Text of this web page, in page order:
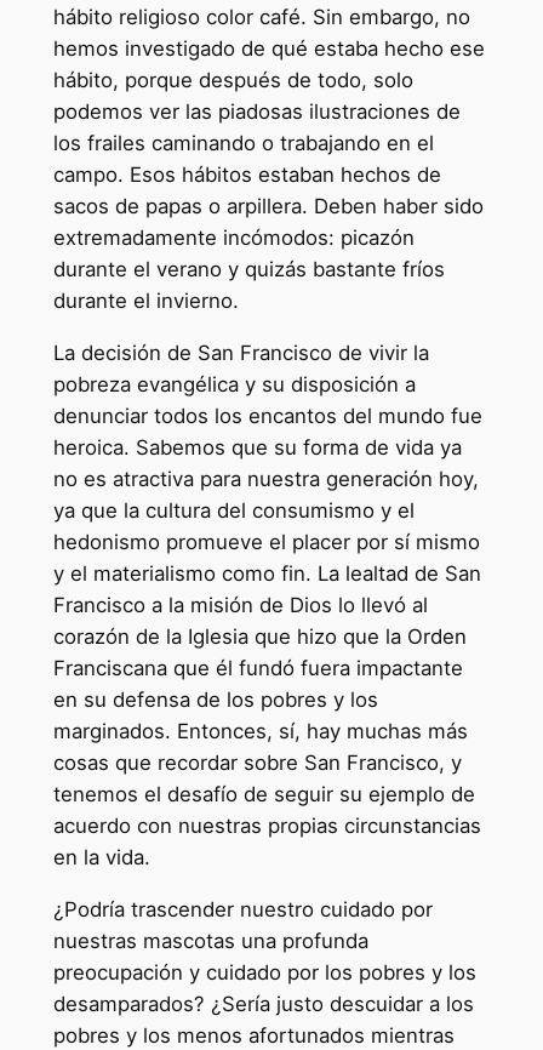
hábito religioso color café. Sin embargo, no
hemos investigado de qué estaba hecho ese
hábito, porque después de todo, solo
podemos ver las piadosas ilustraciones de
los frailes caminando o trabajando en el
campo. Esos hábitos estaban hechos de
sacos de papas o arpillera. Deben haber sido
extremadamente incómodos: picazón
durante el verano y quizás bastante fríos
durante el invierno.
La decisión de San Francisco de vivir la
pobreza evangélica y su disposición a
denunciar todos los encantos del mundo fue
heroica. Sabemos que su forma de vida ya
no es atractiva para nuestra generación hoy,
ya que la cultura del consumismo y el
hedonismo promueve el placer por sí mismo
y el materialismo como fin. La lealtad de San
Francisco a la misión de Dios lo llevó al
corazón de la Iglesia que hizo que la Orden
Franciscana que él fundó fuera impactante
en su defensa de los pobres y los
marginados. Entonces, sí, hay muchas más
cosas que recordar sobre San Francisco, y
tenemos el desafío de seguir su ejemplo de
acuerdo con nuestras propias circunstancias
en la vida.
¿Podría trascender nuestro cuidado por
nuestras mascotas una profunda
preocupación y cuidado por los pobres y los
desamparados? ¿Sería justo descuidar a los
pobres y los menos afortunados mientras